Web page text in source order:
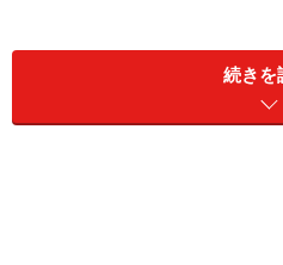
続きを